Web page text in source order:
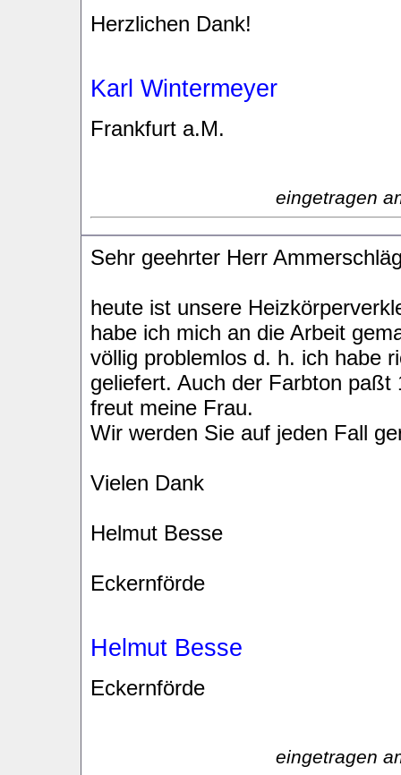
Herzlichen Dank!
Karl Wintermeyer
Frankfurt a.M.
eingetragen
Sehr geehrter Herr
heute ist unsere
habe ich mich an die Arbeit
völlig problemlos d. h. ich habe
geliefert. Auch der Farbton
freut meine Frau.
Wir werden Sie auf jeden Fall
Vielen Dank
Helmut Besse
Eckernförde
Helmut Besse
Eckernförde
eingetragen